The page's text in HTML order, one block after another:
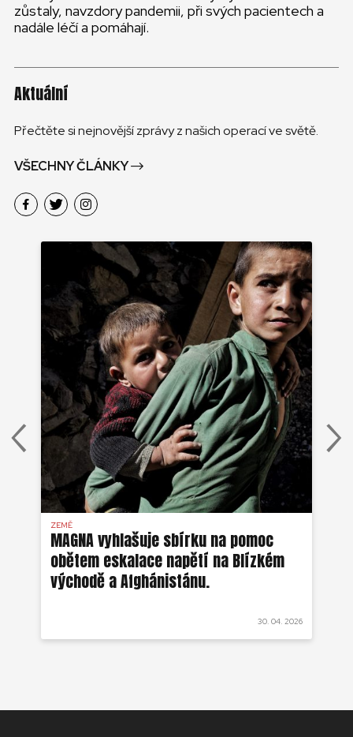
zůstaly, navzdory pandemii, při svých pacientech a
nadále léčí a pomáhají.
Aktuální
Přečtěte si nejnovější zprávy z našich operací ve světě.
VŠECHNY ČLÁNKY
ZEMĚ
MAGNA vyhlašuje sbírku na pomoc
obětem eskalace napětí na Blízkém
východě a Afghánistánu.
30. 04. 2026